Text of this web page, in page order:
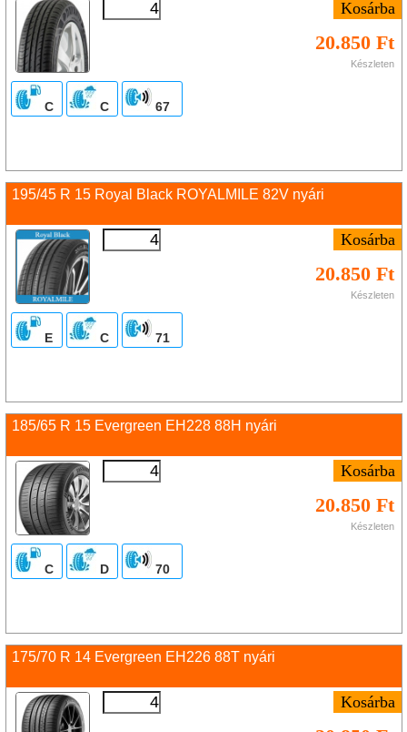
20.850 Ft
Készleten
C C 67
195/45 R 15 Royal Black ROYALMILE 82V nyári
20.850 Ft
Készleten
E C 71
185/65 R 15 Evergreen EH228 88H nyári
20.850 Ft
Készleten
C D 70
175/70 R 14 Evergreen EH226 88T nyári